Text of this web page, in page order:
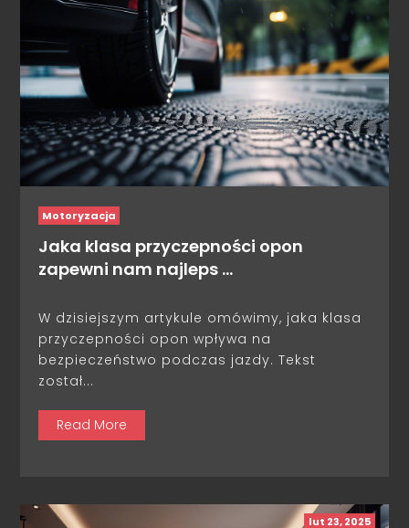
Motoryzacja
Jaka klasa przyczepności opon
zapewni nam najleps …
W dzisiejszym artykule omówimy, jaka klasa
przyczepności opon wpływa na
bezpieczeństwo podczas jazdy. Tekst
został...
Read More
lut 23, 2025